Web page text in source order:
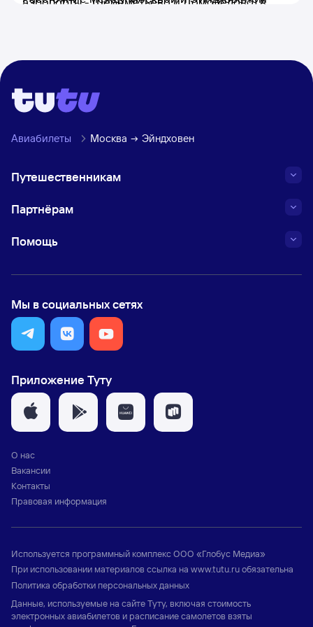
Авиабилеты Москва Эйндховен
Путешественникам
Партнёрам
Помощь
Мы в социальных сетях
Приложение Туту
О нас
Вакансии
Контакты
Правовая информация
Используется программный комплексООО «Глобус Медиа»
При использовании материалов ссылка на www.tutu.ruобязательна
Политика обработки персональных данных
Данные, используемые на сайте Туту, включая стоимость
электронных авиабилетов и расписание самолетов взяты